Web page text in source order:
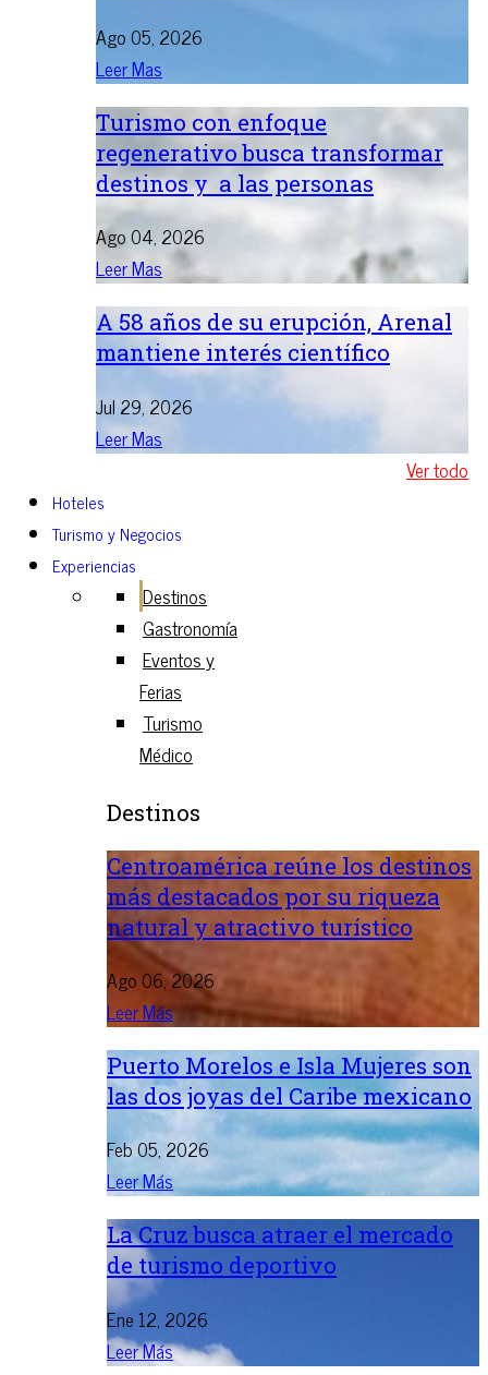
Ago 05, 2026
Leer Mas
Turismo con enfoque
regenerativo busca transformar
destinos y a las personas
Ago 04, 2026
Leer Mas
A 58 años de su erupción, Arenal
mantiene interés científico
Jul 29, 2026
Leer Mas
Ver todo
Hoteles
Turismo y Negocios
Experiencias
Destinos
Gastronomía
Eventos y
Ferias
Turismo
Médico
Destinos
Centroamérica reúne los destinos
más destacados por su riqueza
natural y atractivo turístico
Ago 06, 2026
Leer Más
Puerto Morelos e Isla Mujeres son
las dos joyas del Caribe mexicano
Feb 05, 2026
Leer Más
La Cruz busca atraer el mercado
de turismo deportivo
Ene 12, 2026
Leer Más